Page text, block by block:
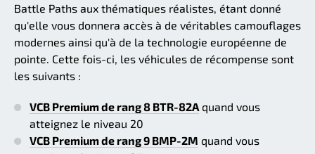
Battle Paths aux thématiques réalistes, étant donné
qu'elle vous donnera accès à de véritables camouflages
modernes ainsi qu'à de la technologie européenne de
pointe. Cette fois-ci, les véhicules de récompense sont
les suivants :
VCB Premium de rang 8 BTR-82A quand vous
atteignez le niveau 20
VCB Premium de rang 9 BMP-2M quand vous